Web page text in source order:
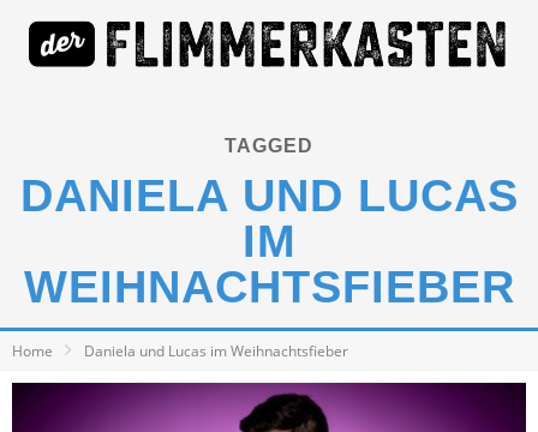
TAGGED
DANIELA UND LUCAS
IM
WEIHNACHTSFIEBER
Home Daniela und Lucas im Weihnachtsfieber